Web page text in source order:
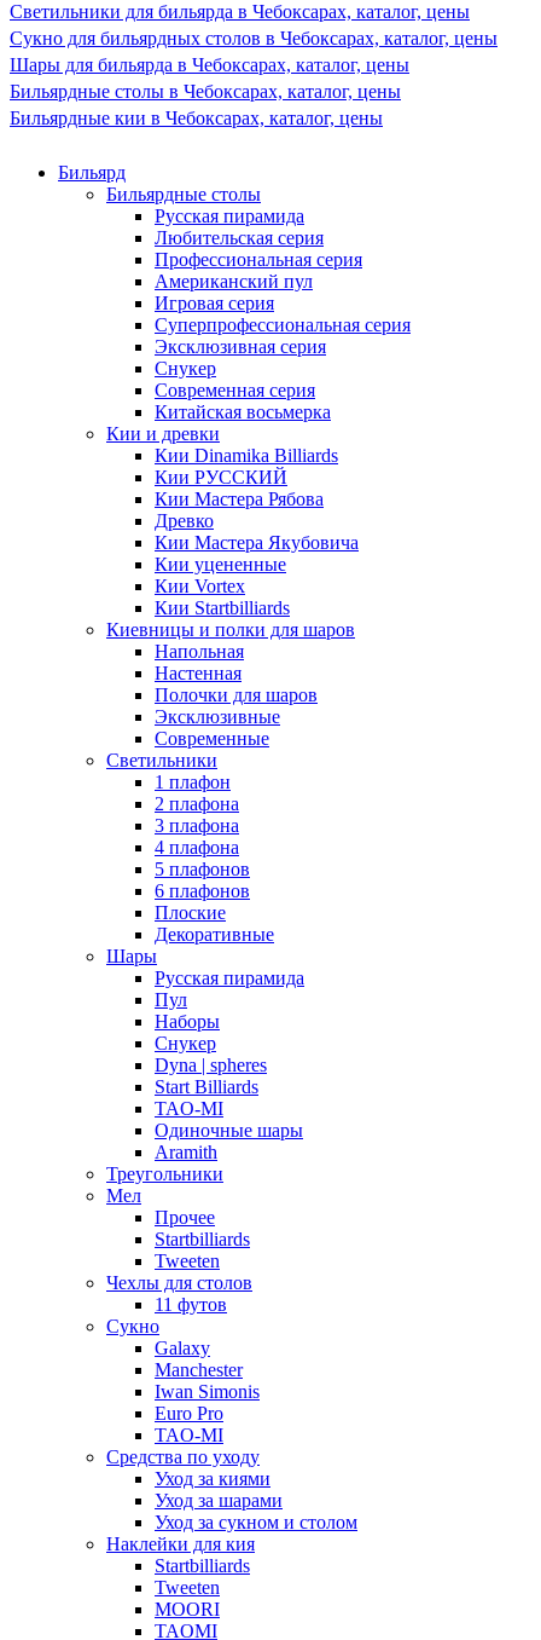
Светильники для бильярда в Чебоксарах, каталог, цены
Сукно для бильярдных столов в Чебоксарах, каталог, цены
Шары для бильярда в Чебоксарах, каталог, цены
Бильярдные столы в Чебоксарах, каталог, цены
Бильярдные кии в Чебоксарах, каталог, цены
Бильярд
Бильярдные столы
Русская пирамида
Любительская серия
Профессиональная серия
Американский пул
Игровая серия
Суперпрофессиональная серия
Эксклюзивная серия
Снукер
Современная серия
Китайская восьмерка
Кии и древки
Кии Dinamika Billiards
Кии РУССКИЙ
Кии Мастера Рябова
Древко
Кии Мастера Якубовича
Кии уцененные
Кии Vortex
Кии Startbilliards
Киевницы и полки для шаров
Напольная
Настенная
Полочки для шаров
Эксклюзивные
Современные
Светильники
1 плафон
2 плафона
3 плафона
4 плафона
5 плафонов
6 плафонов
Плоские
Декоративные
Шары
Русская пирамида
Пул
Наборы
Снукер
Dyna | spheres
Start Billiards
TAO-MI
Одиночные шары
Aramith
Треугольники
Мел
Прочее
Startbilliards
Tweeten
Чехлы для столов
11 футов
Сукно
Galaxy
Manchester
Iwan Simonis
Euro Pro
TAO-MI
Средства по уходу
Уход за киями
Уход за шарами
Уход за сукном и столом
Наклейки для кия
Startbilliards
Tweeten
MOORI
TAOMI